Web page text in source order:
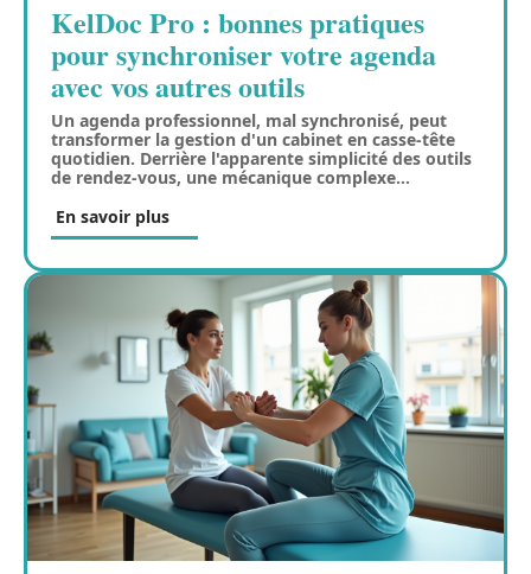
KelDoc Pro : bonnes pratiques
pour synchroniser votre agenda
avec vos autres outils
Un agenda professionnel, mal synchronisé, peut
transformer la gestion d'un cabinet en casse-tête
quotidien. Derrière l'apparente simplicité des outils
de rendez-vous, une mécanique complexe…
En savoir plus